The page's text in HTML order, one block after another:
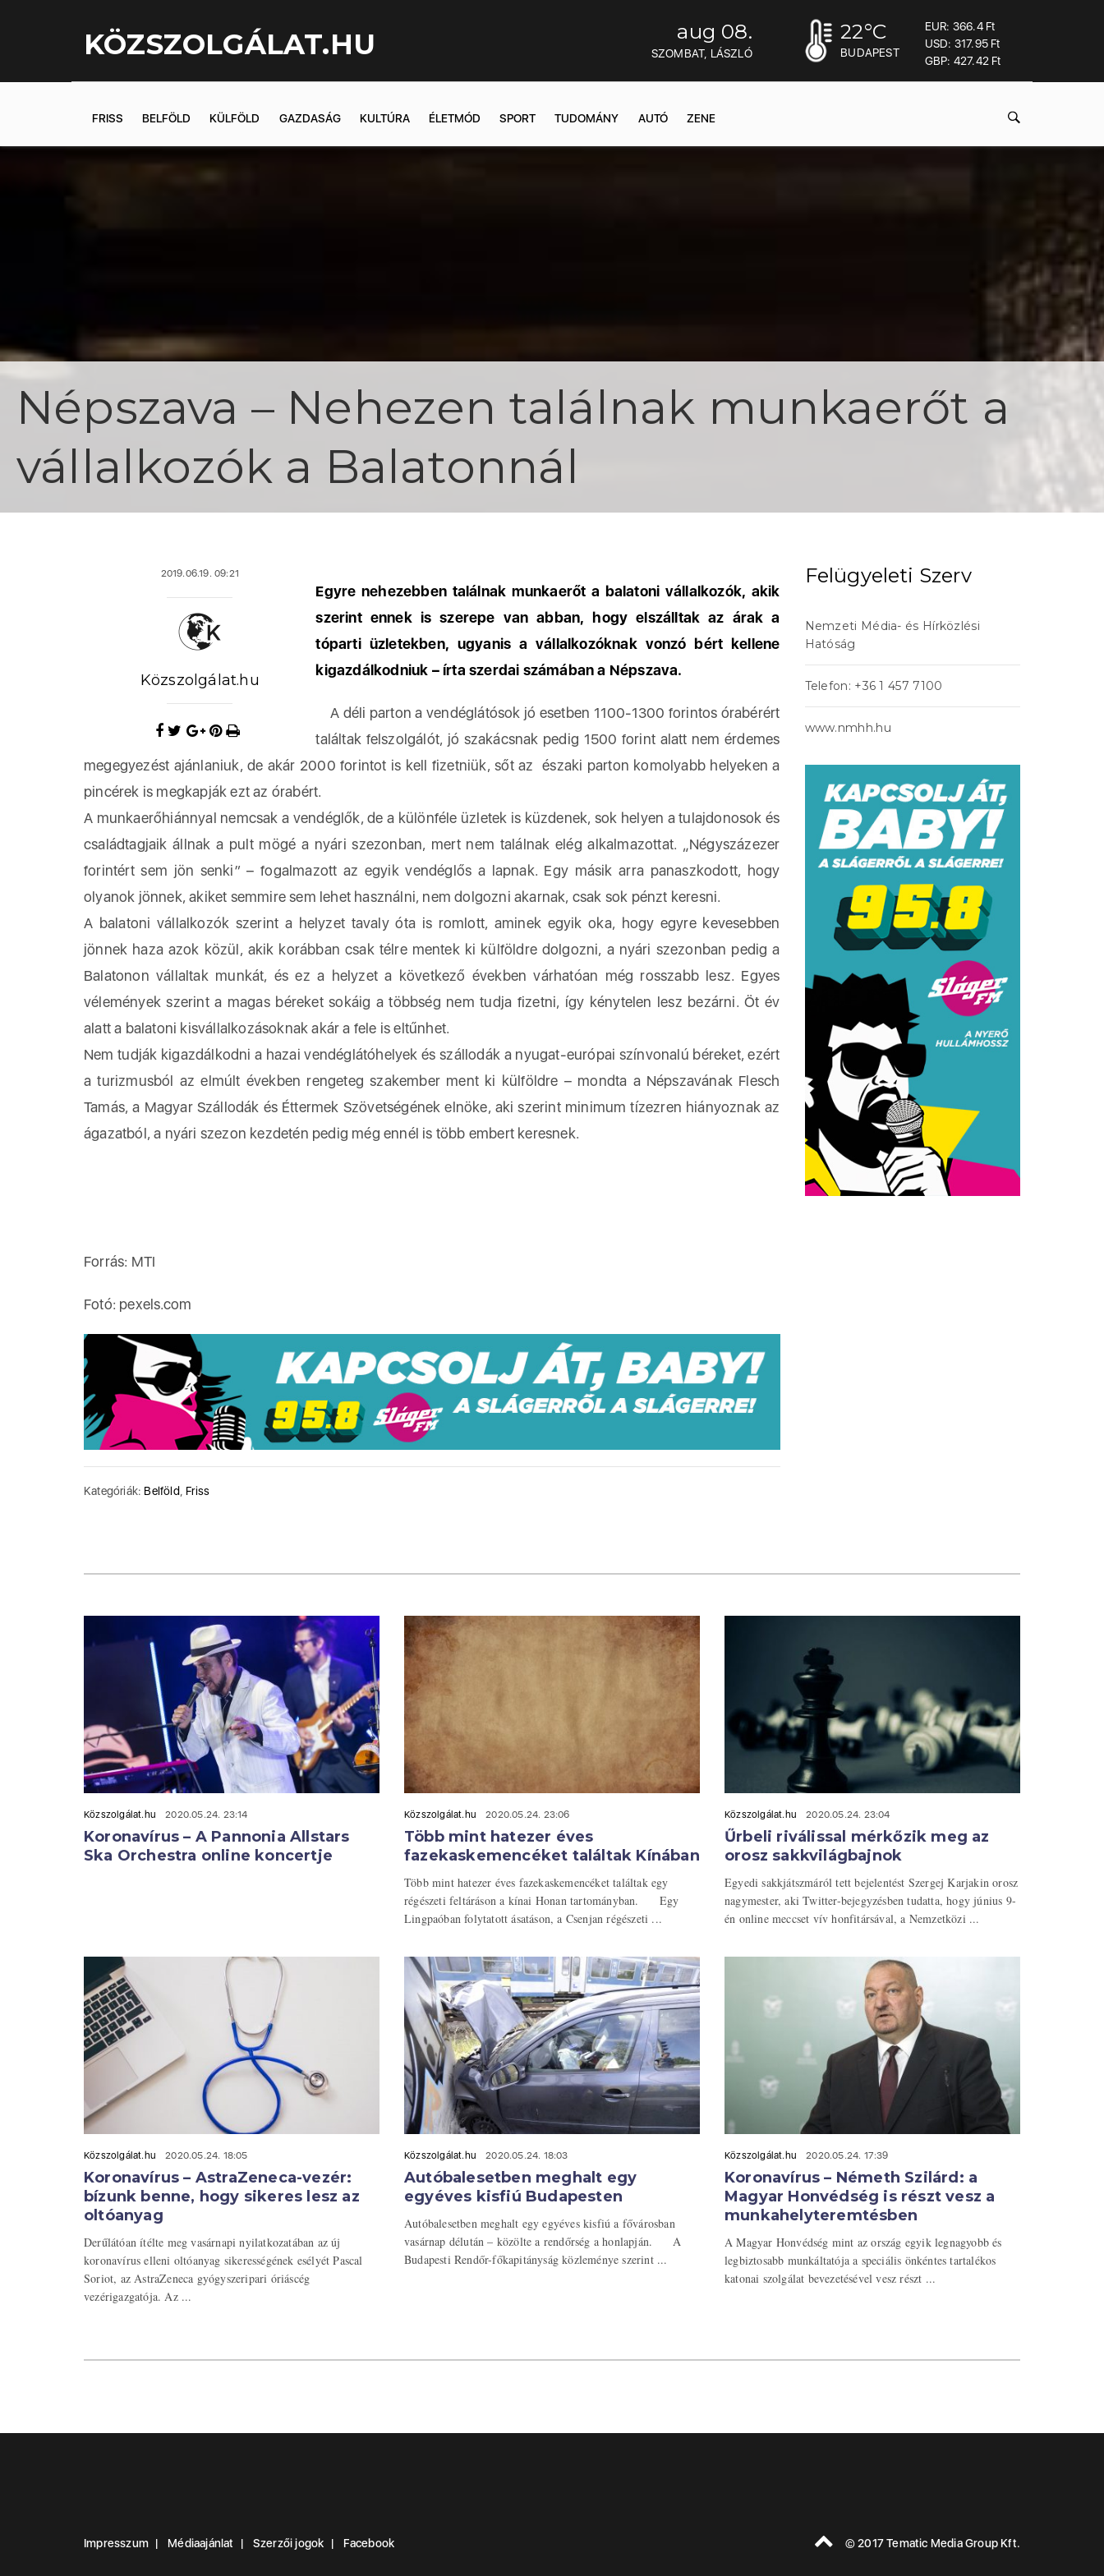
KÖZSZOLGÁLAT.HU aug 08.
SZOMBAT, LÁSZLÓ
22°C
BUDAPEST
EUR: 366.4 Ft
USD: 317.95 Ft
GBP: 427.42 Ft
FRISS BELFÖLD KÜLFÖLD GAZDASÁG KULTÚRA ÉLETMÓD SPORT TUDOMÁNY AUTÓ ZENE
Népszava – Nehezen találnak munkaerőt a
vállalkozók a Balatonnál
2019.06.19. 09:21
Közszolgálat.hu
Egyre nehezebben találnak munkaerőt a balatoni vállalkozók, akik
szerint ennek is szerepe van abban, hogy elszálltak az árak a
tóparti üzletekben, ugyanis a vállalkozóknak vonzó bért kellene
kigazdálkodniuk – írta szerdai számában a Népszava.
A déli parton a vendéglátósok jó esetben 1100-1300 forintos órabérért
találtak felszolgálót, jó szakácsnak pedig 1500 forint alatt nem érdemes
megegyezést ajánlaniuk, de akár 2000 forintot is kell fizetniük, sőt az északi parton komolyabb helyeken a
pincérek is megkapják ezt az órabért.
A munkaerőhiánnyal nemcsak a vendéglők, de a különféle üzletek is küzdenek, sok helyen a tulajdonosok és
családtagjaik állnak a pult mögé a nyári szezonban, mert nem találnak elég alkalmazottat. „Négyszázezer
forintért sem jön senki” – fogalmazott az egyik vendéglős a lapnak. Egy másik arra panaszkodott, hogy
olyanok jönnek, akiket semmire sem lehet használni, nem dolgozni akarnak, csak sok pénzt keresni.
A balatoni vállalkozók szerint a helyzet tavaly óta is romlott, aminek egyik oka, hogy egyre kevesebben
jönnek haza azok közül, akik korábban csak télre mentek ki külföldre dolgozni, a nyári szezonban pedig a
Balatonon vállaltak munkát, és ez a helyzet a következő években várhatóan még rosszabb lesz. Egyes
vélemények szerint a magas béreket sokáig a többség nem tudja fizetni, így kénytelen lesz bezárni. Öt év
alatt a balatoni kisvállalkozásoknak akár a fele is eltűnhet.
Nem tudják kigazdálkodni a hazai vendéglátóhelyek és szállodák a nyugat-európai színvonalú béreket, ezért
a turizmusból az elmúlt években rengeteg szakember ment ki külföldre – mondta a Népszavának Flesch
Tamás, a Magyar Szállodák és Éttermek Szövetségének elnöke, aki szerint minimum tízezren hiányoznak az
ágazatból, a nyári szezon kezdetén pedig még ennél is több embert keresnek.
Forrás: MTI
Fotó: pexels.com
Kategóriák: Belföld, Friss
Felügyeleti Szerv
Nemzeti Média- és Hírközlési
Hatóság
Telefon: +36 1 457 7100
www.nmhh.hu
Közszolgálat.hu 2020.05.24. 23:14
Koronavírus – A Pannonia Allstars
Ska Orchestra online koncertje
Közszolgálat.hu 2020.05.24. 23:06
Több mint hatezer éves
fazekaskemencéket találtak Kínában
Több mint hatezer éves fazekaskemencéket találtak egy
régészeti feltáráson a kínai Honan tartományban. Egy
Lingpaóban folytatott ásatáson, a Csenjan régészeti ...
Közszolgálat.hu 2020.05.24. 23:04
Űrbeli riválissal mérkőzik meg az
orosz sakkvilágbajnok
Egyedi sakkjátszmáról tett bejelentést Szergej Karjakin orosz
nagymester, aki Twitter-bejegyzésben tudatta, hogy június 9-
én online meccset vív honfitársával, a Nemzetközi ...
Közszolgálat.hu 2020.05.24. 18:05
Koronavírus – AstraZeneca-vezér:
bízunk benne, hogy sikeres lesz az
oltóanyag
Derűlátóan ítélte meg vasárnapi nyilatkozatában az új
koronavírus elleni oltóanyag sikerességének esélyét Pascal
Soriot, az AstraZeneca gyógyszeripari óriáscég
vezérigazgatója. Az ...
Közszolgálat.hu 2020.05.24. 18:03
Autóbalesetben meghalt egy
egyéves kisfiú Budapesten
Autóbalesetben meghalt egy egyéves kisfiú a fővárosban
vasárnap délután – közölte a rendőrség a honlapján. A
Budapesti Rendőr-főkapitányság közleménye szerint ...
Közszolgálat.hu 2020.05.24. 17:39
Koronavírus – Németh Szilárd: a
Magyar Honvédség is részt vesz a
munkahelyteremtésben
A Magyar Honvédség mint az ország egyik legnagyobb és
legbiztosabb munkáltatója a speciális önkéntes tartalékos
katonai szolgálat bevezetésével vesz részt ...
Impresszum Médiaajánlat Szerzői jogok Facebook © 2017 Tematic Media Group Kft.